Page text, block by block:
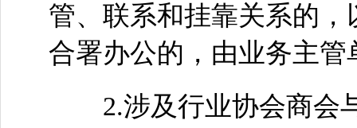
管、联系和挂靠关系的
合署办公的，由业务主管
2.涉及行业协会商会与